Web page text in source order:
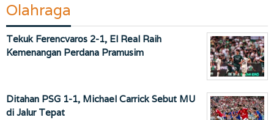
Olahraga
Tekuk Ferencvaros 2-1, El Real Raih
Kemenangan Perdana Pramusim
Ditahan PSG 1-1, Michael Carrick Sebut MU
di Jalur Tepat